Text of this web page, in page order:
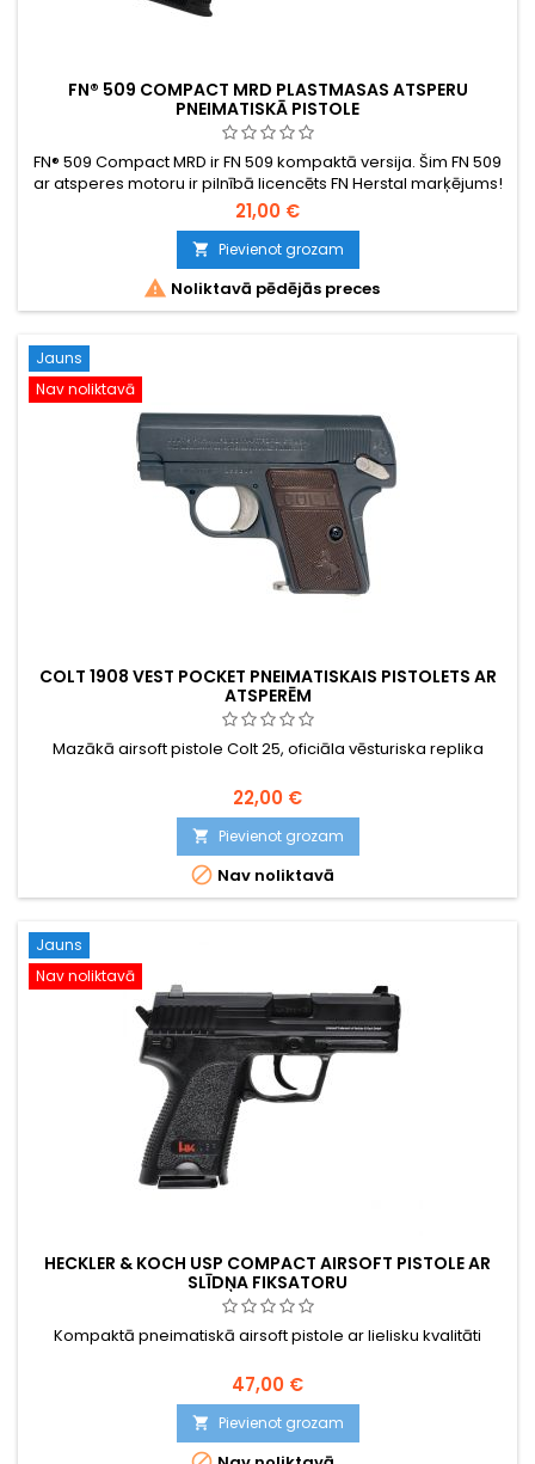
FN® 509 COMPACT MRD PLASTMASAS ATSPERU
PNEIMATISKĀ PISTOLE
FN® 509 Compact MRD ir FN 509 kompaktā versija. Šim FN 509
ar atsperes motoru ir pilnībā licencēts FN Herstal marķējums!
21,00 €
 Pievienot grozam
 Noliktavā pēdējās preces
Jauns
Nav noliktavā
COLT 1908 VEST POCKET PNEIMATISKAIS PISTOLETS AR
ATSPERĒM
Mazākā airsoft pistole Colt 25, oficiāla vēsturiska replika
22,00 €
 Pievienot grozam
 Nav noliktavā
Jauns
Nav noliktavā
HECKLER & KOCH USP COMPACT AIRSOFT PISTOLE AR
SLĪDŅA FIKSATORU
Kompaktā pneimatiskā airsoft pistole ar lielisku kvalitāti
47,00 €
 Pievienot grozam